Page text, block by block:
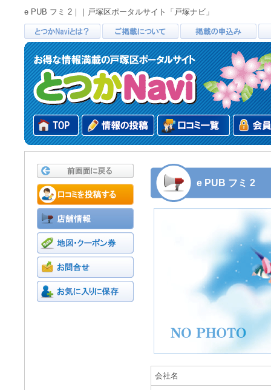
e PUB フミ 2｜｜戸塚区ポータルサイト「戸塚ナビ」
e PUB フミ 2
会社名